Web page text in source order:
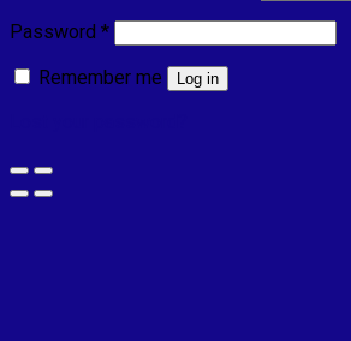
Password *
Remember me
Log in